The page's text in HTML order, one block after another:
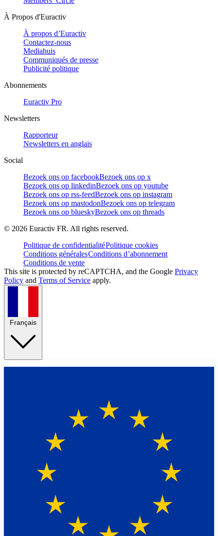
À Propos d'Euractiv
À propos d’Euractiv
Contactez-nous
Mediahuis
Communiqués de presse
Publicité politique
Abonnements
Euractiv Pro
Newsletters
Rapporteur
Newsletters en anglais
Social
Bezoek ons op facebookBezoek ons op x
Bezoek ons op linkedinBezoek ons op youtube
Bezoek ons op rss-feedBezoek ons op instagram
Bezoek ons op mastodonBezoek ons op telegram
Bezoek ons op blueskyBezoek ons op threads
© 2026 Euractiv FR. All rights reserved.
Politique de confidentialitéPolitique cookies
Conditions généralesConditions d’abonnement
Conditions de vente
This site is protected by reCAPTCHA, and the Google Privacy
Policy and Terms of Service apply.
Français